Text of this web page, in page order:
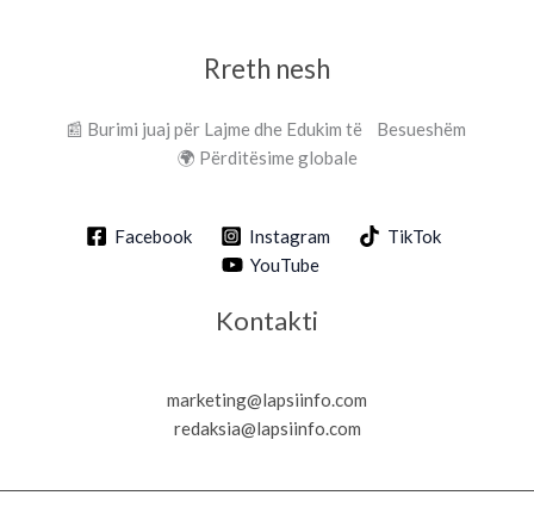
Rreth nesh
📰 Burimi juaj për Lajme dhe Edukim të Besueshëm
🌍 Përditësime globale
Facebook Instagram
TikTok
YouTube
Kontakti
marketing@lapsiinfo.com
redaksia@lapsiinfo.com